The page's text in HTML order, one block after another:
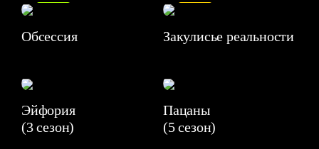
Обсессия Закулисье реальности
Эйфория
(3 сезон)
Пацаны
(5 сезон)